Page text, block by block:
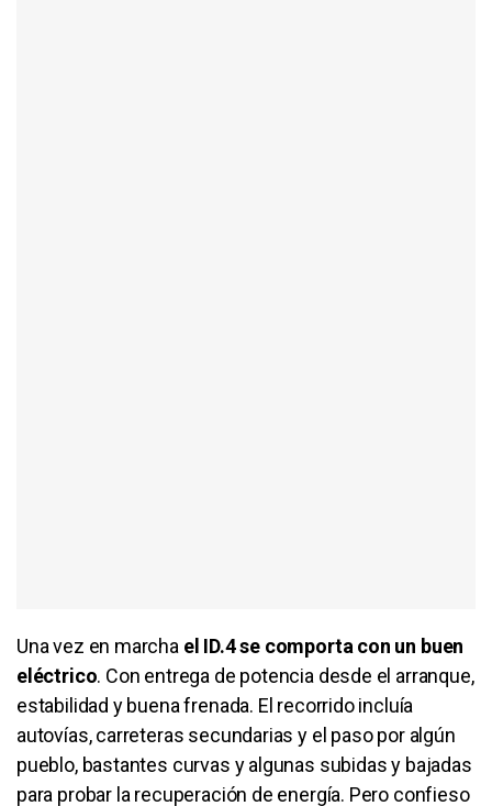
Una vez en marcha el ID.4 se comporta con un buen
eléctrico. Con entrega de potencia desde el arranque,
estabilidad y buena frenada. El recorrido incluía
autovías, carreteras secundarias y el paso por algún
pueblo, bastantes curvas y algunas subidas y bajadas
para probar la recuperación de energía. Pero confieso